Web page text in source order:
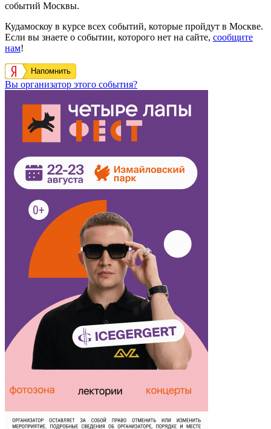
событий Москвы.
Кудамоскоу в курсе всех событий, которые пройдут в Москве.
Если вы знаете о событии, которого нет на сайте, сообщите
нам!
Напомнить
Вы организатор этого события?